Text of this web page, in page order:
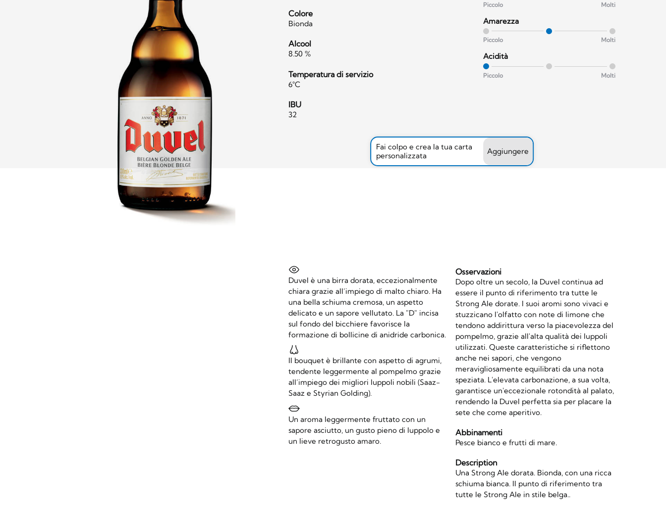
Colore
Bionda
Alcool
8.50 %
Temperatura di servizio
6°C
IBU
32
Piccolo Molti
Amarezza
Piccolo Molti
Acidità
Piccolo Molti
Fai colpo e crea la tua carta
personalizzata
Aggiungere
Duvel è una birra dorata, eccezionalmente
chiara grazie all’impiego di malto chiaro. Ha
una bella schiuma cremosa, un aspetto
delicato e un sapore vellutato. La "D" incisa
sul fondo del bicchiere favorisce la
formazione di bollicine di anidride carbonica.
Il bouquet è brillante con aspetto di agrumi,
tendente leggermente al pompelmo grazie
all’impiego dei migliori luppoli nobili (Saaz-
Saaz e Styrian Golding).
Un aroma leggermente fruttato con un
sapore asciutto, un gusto pieno di luppolo e
un lieve retrogusto amaro.
Osservazioni
Dopo oltre un secolo, la Duvel continua ad
essere il punto di riferimento tra tutte le
Strong Ale dorate. I suoi aromi sono vivaci e
stuzzicano l'olfatto con note di limone che
tendono addirittura verso la piacevolezza del
pompelmo, grazie all'alta qualità dei luppoli
utilizzati. Queste caratteristiche si riflettono
anche nei sapori, che vengono
meravigliosamente equilibrati da una nota
speziata. L'elevata carbonazione, a sua volta,
garantisce un'eccezionale rotondità al palato,
rendendo la Duvel perfetta sia per placare la
sete che come aperitivo.
Abbinamenti
Pesce bianco e frutti di mare.
Description
Una Strong Ale dorata. Bionda, con una ricca
schiuma bianca. Il punto di riferimento tra
tutte le Strong Ale in stile belga..